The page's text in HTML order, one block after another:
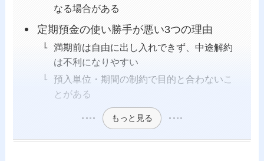
なる場合がある
定期預金の使い勝手が悪い3つの理由
満期前は自由に出し入れできず、中途解約
は不利になりやすい
預入単位・期間の制約で目的と合わないこ
とがある
もっと見る